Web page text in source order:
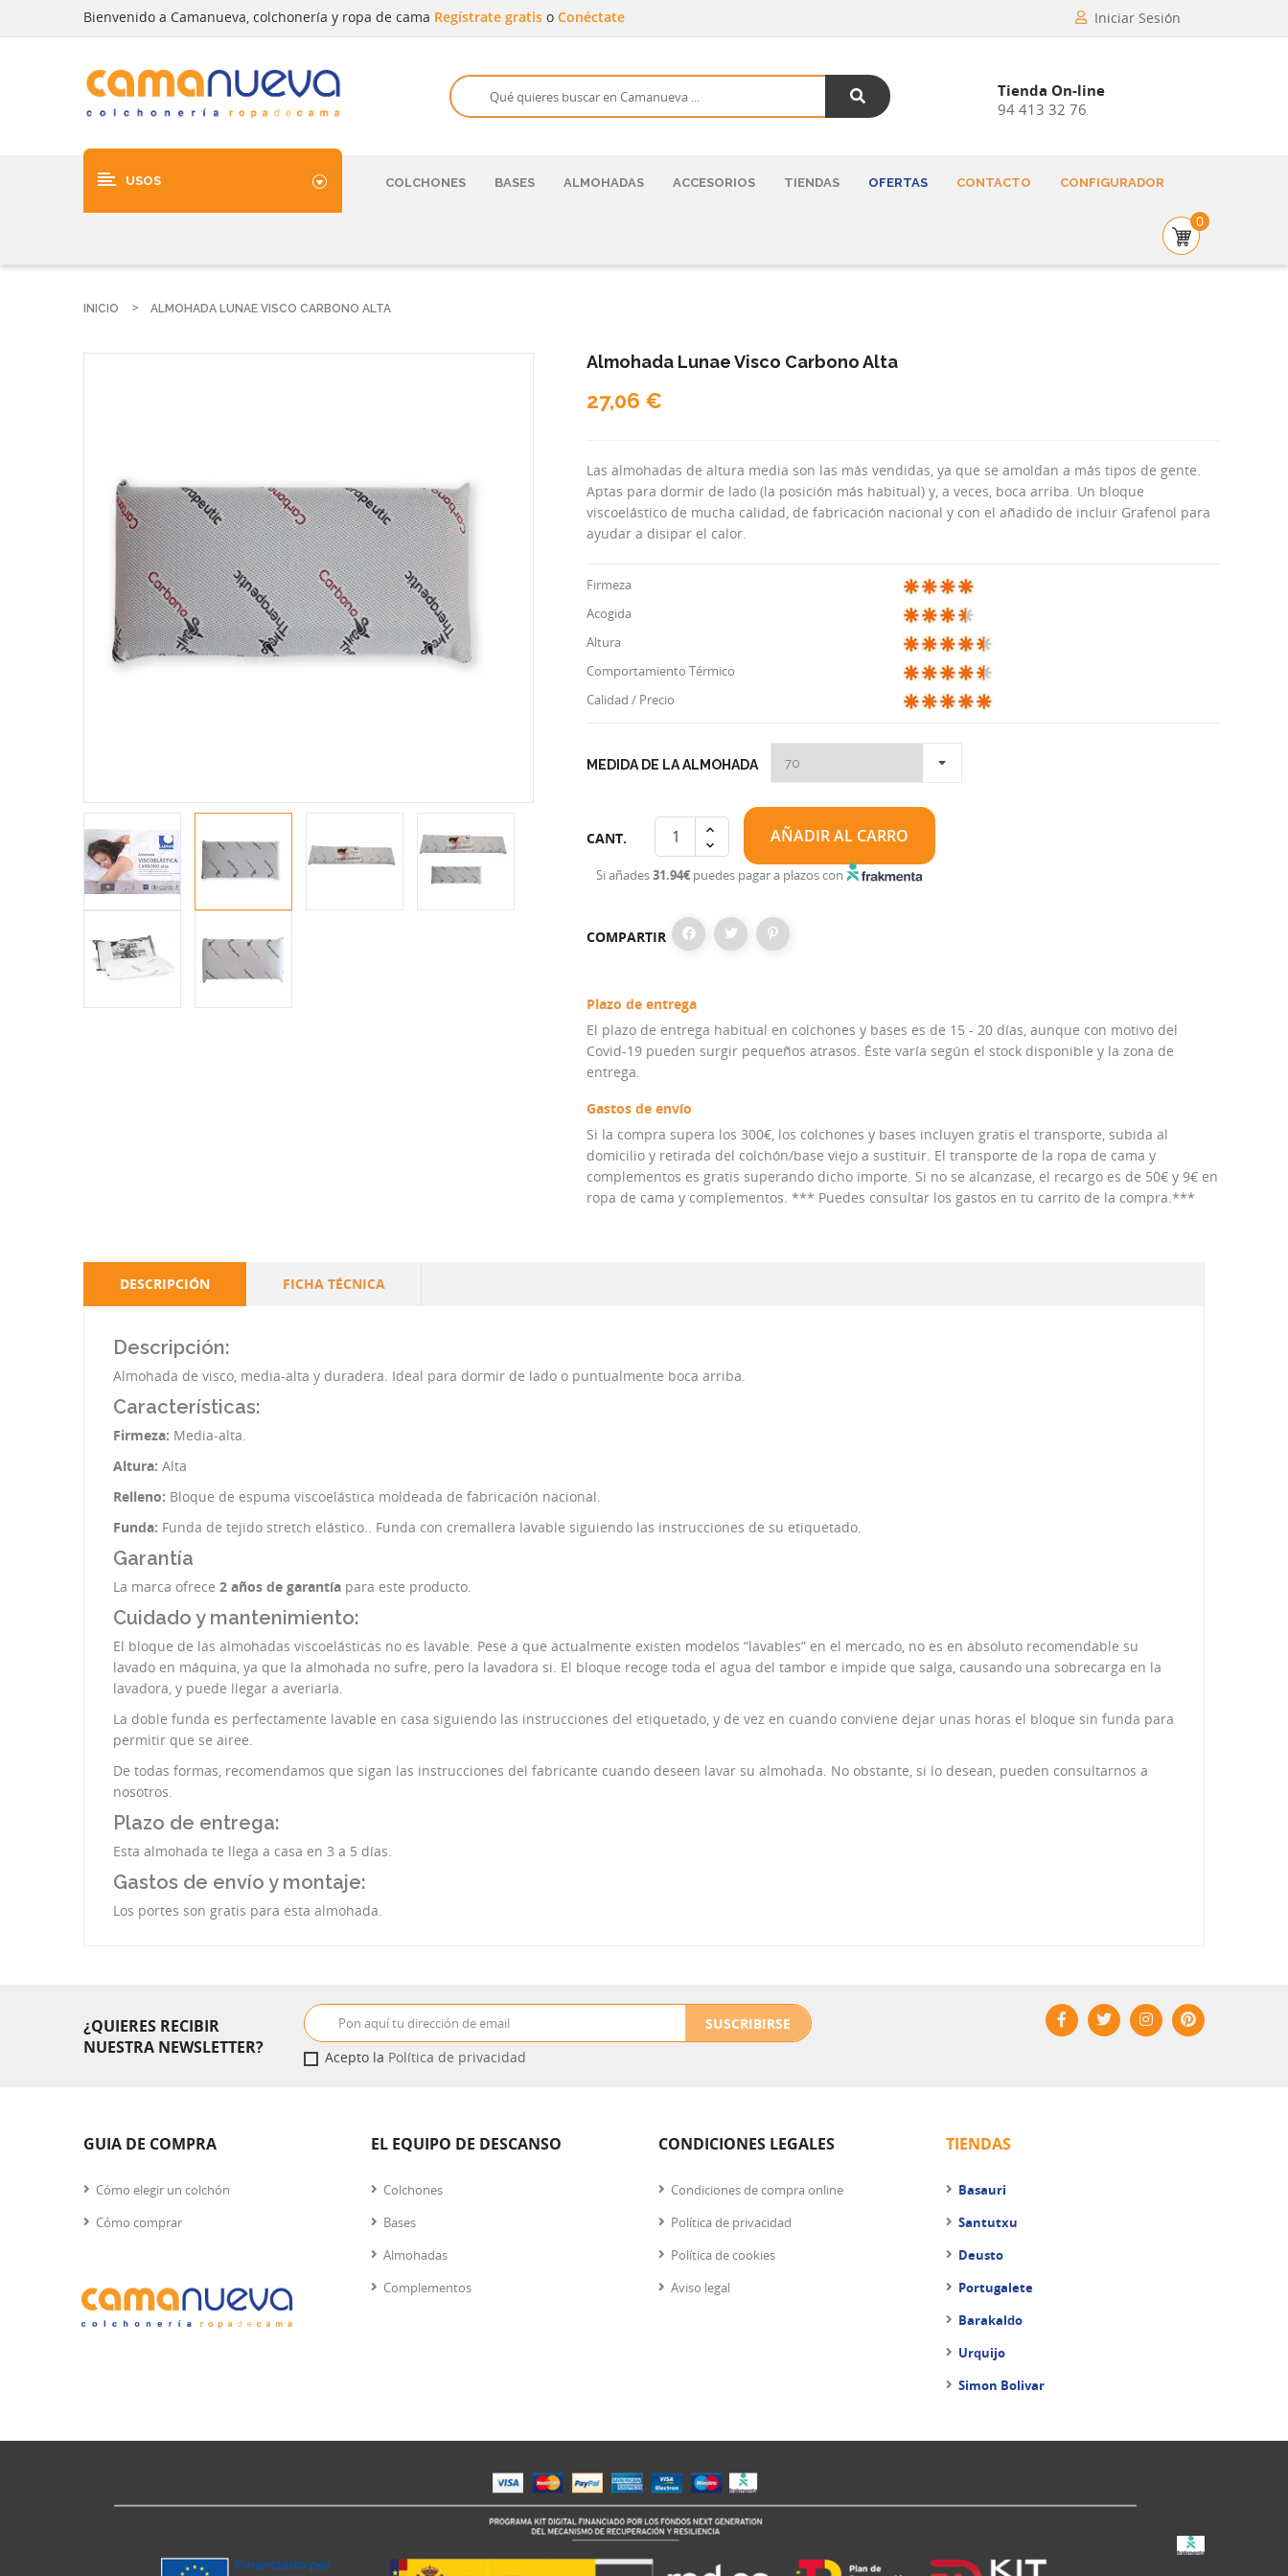
Bienvenido a Camanueva, colchonería y ropa de cama Regístrate gratis o Conéctate Iniciar Sesión
Tienda On-line
94 413 32 76
USOS COLCHONES BASES ALMOHADAS ACCESORIOS TIENDAS OFERTAS CONTACTO CONFIGURADOR
0
INICIO ALMOHADA LUNAE VISCO CARBONO ALTA
Almohada Lunae Visco Carbono Alta
27,06 €
Las almohadas de altura media son las más vendidas, ya que se amoldan a más tipos de gente.
Aptas para dormir de lado (la posición más habitual) y, a veces, boca arriba. Un bloque
viscoelástico de mucha calidad, de fabricación nacional y con el añadido de incluir Grafenol para
ayudar a disipar el calor.
Firmeza
Acogida
Altura
Comportamiento Térmico
Calidad / Precio
MEDIDA DE LA ALMOHADA
CANT. AÑADIR AL CARRO
Si añades31.94€ puedes pagar a plazos con
COMPARTIR
Plazo de entrega
El plazo de entrega habitual en colchones y bases es de 15 - 20 días, aunque con motivo del
Covid-19 pueden surgir pequeños atrasos. Éste varía según el stock disponible y la zona de
entrega.
Gastos de envío
Si la compra supera los 300€, los colchones y bases incluyen gratis el transporte, subida al
domicilio y retirada del colchón/base viejo a sustituir. El transporte de la ropa de cama y
complementos es gratis superando dicho importe. Si no se alcanzase, el recargo es de 50€ y 9€ en
ropa de cama y complementos. *** Puedes consultar los gastos en tu carrito de la compra.***
DESCRIPCIÓN FICHA TÉCNICA
Descripción:
Almohada de visco, media-alta y duradera. Ideal para dormir de lado o puntualmente boca arriba.
Características:
Firmeza: Media-alta.
Altura: Alta
Relleno: Bloque de espuma viscoelástica moldeada de fabricación nacional.
Funda: Funda de tejido stretch elástico.. Funda con cremallera lavable siguiendo las instrucciones de su etiquetado.
Garantía
La marca ofrece 2 años de garantía para este producto.
Cuidado y mantenimiento:
El bloque de las almohadas viscoelásticas no es lavable. Pese a que actualmente existen modelos “lavables” en el mercado, no es en absoluto recomendable su
lavado en máquina, ya que la almohada no sufre, pero la lavadora si. El bloque recoge toda el agua del tambor e impide que salga, causando una sobrecarga en la
lavadora, y puede llegar a averiarla.
La doble funda es perfectamente lavable en casa siguiendo las instrucciones del etiquetado, y de vez en cuando conviene dejar unas horas el bloque sin funda para
permitir que se airee.
De todas formas, recomendamos que sigan las instrucciones del fabricante cuando deseen lavar su almohada. No obstante, si lo desean, pueden consultarnos a
nosotros.
Plazo de entrega:
Esta almohada te llega a casa en 3 a 5 días.
Gastos de envío y montaje:
Los portes son gratis para esta almohada.
¿QUIERES RECIBIR
NUESTRA NEWSLETTER?
SUSCRIBIRSE
Acepto la Política de privacidad
GUIA DE COMPRA
Cómo elegir un colchón
Cómo comprar
EL EQUIPO DE DESCANSO
Colchones
Bases
Almohadas
Complementos
CONDICIONES LEGALES
Condiciones de compra online
Política de privacidad
Política de cookies
Aviso legal
TIENDAS
Basauri
Santutxu
Deusto
Portugalete
Barakaldo
Urquijo
Simon Bolivar